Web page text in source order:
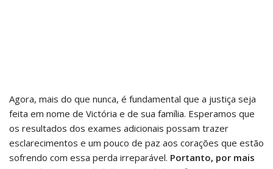
Agora, mais do que nunca, é fundamental que a justiça seja
feita em nome de Victória e de sua família. Esperamos que
os resultados dos exames adicionais possam trazer
esclarecimentos e um pouco de paz aos corações que estão
sofrendo com essa perda irreparável. Portanto, por mais